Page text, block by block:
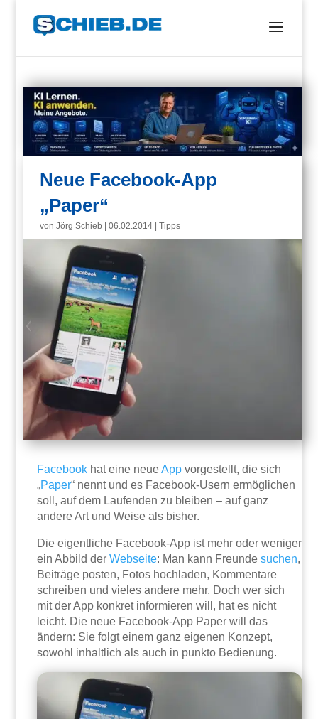
Neue Facebook-App
„Paper“
vonJörg Schieb |06.02.2014 |Tipps
Facebook hat eine neueApp vorgestellt, die sich
„Paper“ nennt und es Facebook-Usern ermöglichen
soll, auf dem Laufenden zu bleiben – auf ganz
andere Art und Weise als bisher.
Die eigentliche Facebook-App ist mehr oder weniger
ein Abbild derWebseite: Man kann Freundesuchen,
Beiträge posten, Fotos hochladen, Kommentare
schreiben und vieles andere mehr. Doch wer sich
mit der App konkret informieren will, hat es nicht
leicht. Die neue Facebook-App Paper will das
ändern: Sie folgt einem ganz eigenen Konzept,
sowohl inhaltlich als auch in punkto Bedienung.